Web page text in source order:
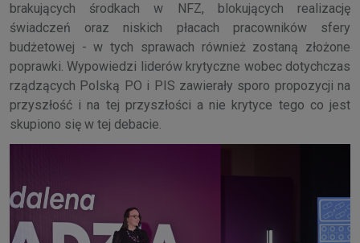
brakujących środkach w NFZ, blokujących realizację
świadczeń oraz niskich płacach pracowników sfery
budżetowej - w tych sprawach również zostaną złożone
poprawki. Wypowiedzi liderów krytyczne wobec dotychczas
rządzących Polską PO i PIS zawierały sporo propozycji na
przyszłość i na tej przyszłości a nie krytyce tego co jest
skupiono się w tej debacie.